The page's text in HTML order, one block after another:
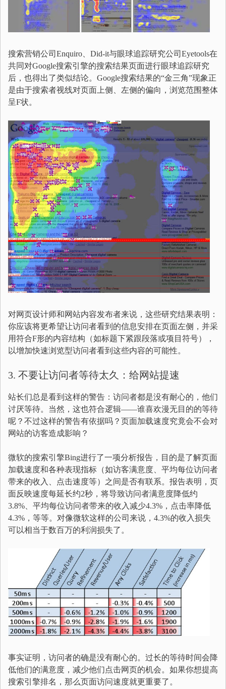
搜索营销公司Enquiro、Did-it与眼球追踪研究公司Eyetools在
共同对Google搜索引擎的搜索结果页面进行眼球追踪研究
后，也得出了类似结论。Google搜索结果的“金三角”现象正
是由于搜索者视线对页面上侧、左侧的偏向，浏览范围整体
呈F状。
对网页设计师和网站内容发布者来说，这些研究结果表明：
你应该将更希望让访问者看到的信息安排在页面左侧，并采
用符合F形的内容结构（如标题下紧跟段落或项目符号），
以增加快速浏览型访问者看到这些内容的可能性。
3. 不要让访问者等待太久：给网站提速
站长们总是看到这样的警告：访问者都是没有耐心的，他们
讨厌等待。当然，这也符合逻辑——谁喜欢漫无目的的等待
呢？不过这样的警告有依据吗？页面加载速度究竟会不会对
网站的访客造成影响？
微软的搜索引擎Bing进行了一项分析报告，目的是了解页面
加载速度和各种表现指标（如访客满意度、平均每位访问者
带来的收入、点击速度等）之间是否有联系。报告表明，页
面反映速度每延长约2秒，将导致访问者满意度降低约
3.8%、平均每位访问者带来的收入减少4.3%，点击率降低
4.3%，等等。对像微软这样的公司来说，4.3%的收入损失
可以相当于数百万的利润损失了。
事实证明，访问者的确是没有耐心的。过长的等待时间会降
低他们的满意度，减少他们点击网页的机会。如果你想提高
搜索引擎排名，那么页面访问速度就更重要了。